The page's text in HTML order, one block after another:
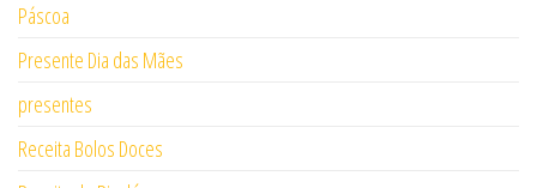
Páscoa
Presente Dia das Mães
presentes
Receita Bolos Doces